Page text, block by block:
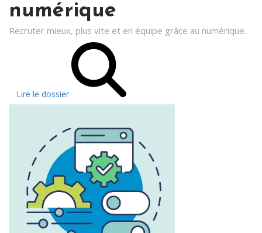
numérique
Recruter mieux, plus vite et en équipe grâce au numérique.
Lire le dossier